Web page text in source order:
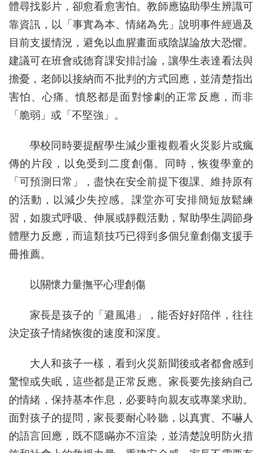
體尋找影片，卻愈看愈害怕。教師應協助學生辨識可
靠資訊，以「事實為本、情緒為先」說明事件經過及
目前支援情況，避免以血腥畫面或陰謀論放大恐懼。
建議可在班會或德育課安排討論，讓學生表達看法與
擔憂，老師以接納而不批判的方式回應，並清楚指出
害怕、心痛、憤怒都是面對慘劇的正常反應，而非
「脆弱」或「不堅強」。
學校同時要提醒學生減少重複觀看火災影片或瘋
傳的片段，以免受到二度創傷。同時，恢復學童的
「可預測日常」，盡快在安全前提下復課、維持原有
的活動，以減少失控感。課堂亦可安排簡短放鬆練
習，如腹式呼吸、伸展或靜觀活動，幫助學生調節身
體壓力反應，而這類技巧已得到多個兒童創傷支援手
冊推薦。
以關懷力量撫平心理創傷
家長是孩子的「避風港」，能否好好陪伴，往往
決定孩子情緒恢復的速度和深度。
大人和孩子一樣，看到火災新聞後或者都會感到
驚惶或失眠，這些都是正常反應。家長要先接納自己
的情緒，保持基本作息，必要時向親友或專業求助。
面對孩子的提問，家長要耐心聆聽，以真實、不嚇人
的語言回應，既不隱瞞亦不渲染，並清楚說明防火措